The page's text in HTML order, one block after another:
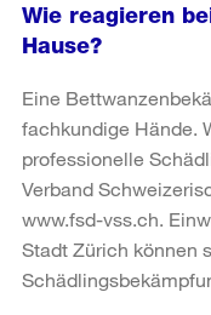
Wie reagieren
Hause?
Eine
fachkundige Hände.
professionelle
Verband
www.fsd-vss.ch.
Stadt Zürich können